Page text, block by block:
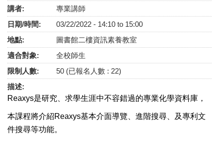
講者:
專業講師
日期/時間:
03/22/2022 - 14:10 to 15:00
地點:
圖書館二樓資訊素養教室
適合對象:
全校師生
限制人數:
50 (已報名人數 : 22)
描述:
Reaxys是研究、求學生涯中不容錯過的專業化學資料庫，
本課程將介紹Reaxys基本介面導覽、進階搜尋、及專利文
件搜尋等功能。